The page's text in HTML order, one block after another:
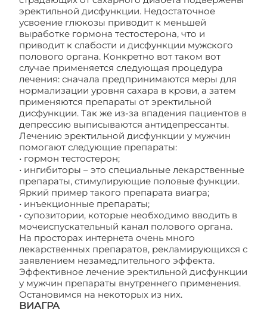
эректильной дисфункции. Недостаточное
усвоение глюкозы приводит к меньшей
выработке гормона тестостерона, что и
приводит к слабости и дисфункции мужского
полового органа. Конкретно вот таком вот
случае применяется следующая процедура
лечения: сначала предпринимаются меры для
нормализации уровня сахара в крови, а затем
применяются препараты от эректильной
дисфункции. Так же из-за впадения пациентов в
депрессию выписываются антидепрессанты.
Лечению эректильной дисфункции у мужчин
помогают следующие препараты:
• гормон тестостерон;
• ингибиторы – это специальные лекарственные
препараты, стимулирующие половые функции.
Яркий пример такого препарата виагра;
• инъекционные препараты;
• супозитории, которые необходимо вводить в
мочеиспускательный канал полового органа.
На просторах интернета очень много
лекарственных препаратов, рекламирующихся с
заявлением незамедлительного эффекта.
Эффективное лечение эректильной дисфункции
у мужчин препараты внутреннего применения.
Остановимся на некоторых из них.
ВИАГРА